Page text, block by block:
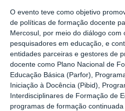
O evento teve como objetivo
de políticas de formação docente
Mercosul, por meio do diálogo com
pesquisadores em educação, e
entidades parceiras e gestores de
docente como Plano Nacional de
Educação Básica (Parfor),
Iniciação à Docência (Pibid),
Interdisciplinares de Formação de
programas de formação